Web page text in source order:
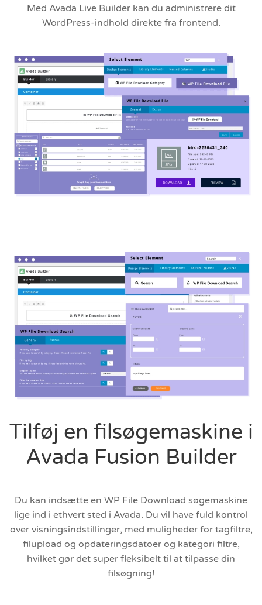
Med Avada Live Builder kan du administrere dit
WordPress-indhold direkte fra frontend.
Tilføj en filsøgemaskine i
Avada Fusion Builder
Du kan indsætte en WP File Download søgemaskine
lige ind i ethvert sted i Avada. Du vil have fuld kontrol
over visningsindstillinger, med muligheder for tagfiltre,
filupload og opdateringsdatoer og kategori filtre,
hvilket gør det super fleksibelt til at tilpasse din
filsøgning!